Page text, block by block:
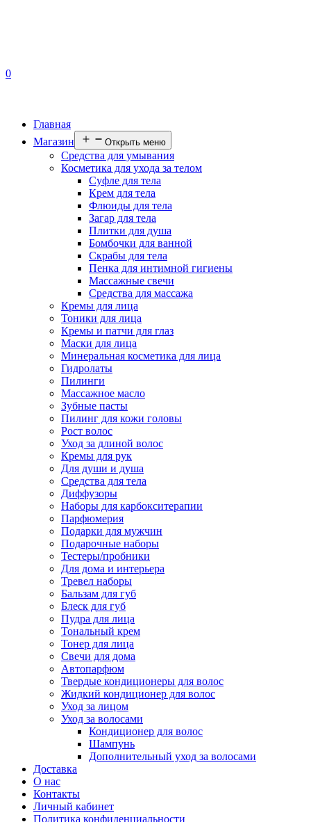
0
Главная
Магазин
Открыть меню
Средства для умывания
Косметика для ухода за телом
Суфле для тела
Крем для тела
Флюиды для тела
Загар для тела
Плитки для душа
Бомбочки для ванной
Скрабы для тела
Пенка для интимной гигиены
Массажные свечи
Средства для массажа
Кремы для лица
Тоники для лица
Кремы и патчи для глаз
Маски для лица
Минеральная косметика для лица
Гидролаты
Пилинги
Массажное масло
Зубные пасты
Пилинг для кожи головы
Рост волос
Уход за длиной волос
Кремы для рук
Для души и душа
Средства для тела
Диффузоры
Наборы для карбокситерапии
Парфюмерия
Подарки для мужчин
Подарочные наборы
Тестеры/пробники
Для дома и интерьера
Тревел наборы
Бальзам для губ
Блеск для губ
Пудра для лица
Тональный крем
Тонер для лица
Свечи для дома
Автопарфюм
Твердые кондиционеры для волос
Жидкий кондиционер для волос
Уход за лицом
Уход за волосами
Кондиционер для волос
Шампунь
Дополнительный уход за волосами
Доставка
О нас
Контакты
Личный кабинет
Политика конфиденциальности